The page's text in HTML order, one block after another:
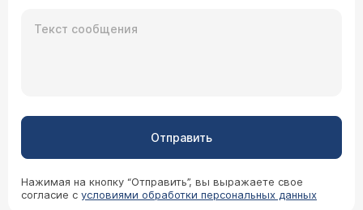
Отправить
Нажимая на кнопку “Отправить”, вы выражаете свое
согласие с условиями обработки персональных данных